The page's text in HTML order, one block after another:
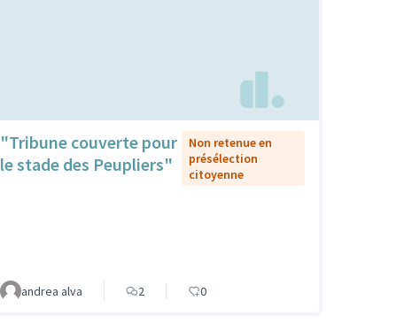
"Tribune couverte pour
le stade des Peupliers"
Non retenue en
présélection
citoyenne
andrea alva 2 0